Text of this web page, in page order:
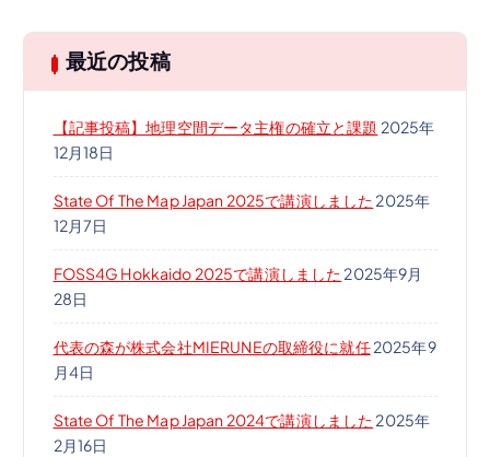
最近の投稿
【記事投稿】地理空間データ主権の確立と課題 2025年
12月18日
State Of The Map Japan 2025で講演しました 2025年
12月7日
FOSS4G Hokkaido 2025で講演しました 2025年9月
28日
代表の森が株式会社MIERUNEの取締役に就任2025年9
月4日
State Of The Map Japan 2024で講演しました 2025年
2月16日